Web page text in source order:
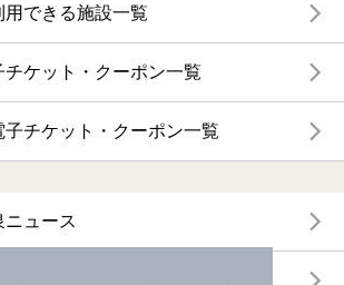
用できる施設一覧
チケット・クーポン一覧
チケット・クーポン一覧
ニュース